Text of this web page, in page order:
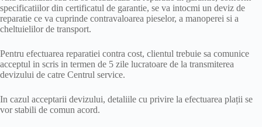
specificatiilor din certificatul de garantie, se va intocmi un deviz de
reparatie ce va cuprinde contravaloarea pieselor, a manoperei si a
cheltuielilor de transport.
Pentru efectuarea reparatiei contra cost, clientul trebuie sa comunice
acceptul in scris in termen de 5 zile lucratoare de la transmiterea
devizului de catre Centrul service.
In cazul acceptarii devizului, detaliile cu privire la efectuarea plații se
vor stabili de comun acord.